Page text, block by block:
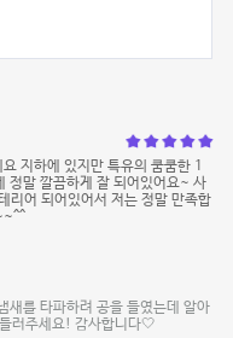
지하에 있지만 특유의 쿰쿰한 1
정말 깔끔하게 잘 되어있어요~ 사
리어 되어있어서 저는 정말 만족합
새를 타파하려 공을 들였는데 알아
러주세요! 감사합니다🤍